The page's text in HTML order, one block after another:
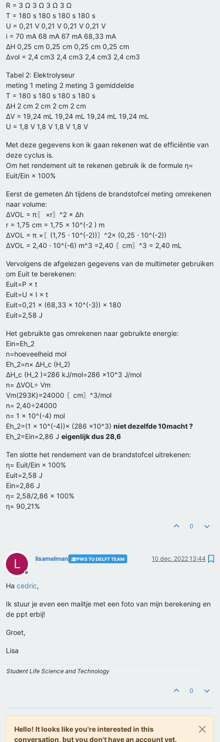
R = 3 Ω 3 Ω 3 Ω 3 Ω
T = 180 s 180 s 180 s 180 s
U = 0,21 V 0,21 V 0,21 V 0,21 V
i = 70 mA 68 mA 67 mA 68,33 mA
ΔH 0,25 cm 0,25 cm 0,25 cm 0,25 cm
Δvol = 2,4 cm3 2,4 cm3 2,4 cm3 2,4 cm3
Tabel 2: Elektrolyseur
meting 1 meting 2 meting 3 gemiddelde
T = 180 s 180 s 180 s 180 s
ΔH 2 cm 2 cm 2 cm 2 cm
ΔV = 19,24 mL 19,24 mL 19,24 mL 19,24 mL
U = 1,8 V 1,8 V 1,8 V 1,8 V
Met deze gegevens kon ik gaan rekenen wat de efficiëntie van
deze cyclus is.
Om het rendement uit te rekenen gebruik ik de formule η=
Euit/Ein × 100%
Eerst de gemeten Δh tijdens de brandstofcel meting omrekenen
naar volume:
ΔVOL = π〖 ×r〗^2 × Δh
r = 1,75 cm = 1,75 × 10^(-2 ) m
ΔVOL = π ×〖(1,75 ⋅ 10^(-2))〗^2× (0,25 ⋅ 10^(-2))
ΔVOL = 2,40 ⋅ 10^(-6) m^3 =2,40 〖cm〗^3 = 2,40 mL
Vervolgens de afgelezen gegevens van de multimeter gebruiken
om Euit te berekenen:
Euit=P × t
Euit=U × I × t
Euit=0,21 × (68,33 × 10^(-3)) × 180
Euit=2,58 J
Het gebruikte gas omrekenen naar gebruikte energie:
Ein=Eh_2
n=hoeveelheid mol
Eh_2=n× ΔH_c (H_2)
ΔH_c (H_2 )=286 kJ/mol=286 ×10^3 J/mol
n= ΔVOL÷ Vm
Vm(293K)=24000 〖cm〗^3/mol
n= 2,40÷24000
n= 1 × 10^(-4) mol
Eh_2=(1 × 10^(-4))× (286 ×10^3) niet dezelfde 10macht ?
Eh_2=Ein=2,86 J eigenlijk dus 28,6
Ten slotte het rendement van de brandstofcel uitrekenen:
η= Euit/Ein × 100%
Euit=2,58 J
Ein=2,86 J
η= 2,58/2,86 × 100%
η= 90,21%
0
L
Offline
lisamelman PWS TU DELFT TEAM 10 dec. 2022 13:44
Ha cedric,
Ik stuur je even een mailtje met een foto van mijn berekening en
de ppt erbij!
Groet,
Lisa
Student Life Science and Technology
0
Hello! It looks like you're interested in this
conversation, but you don't have an account yet.